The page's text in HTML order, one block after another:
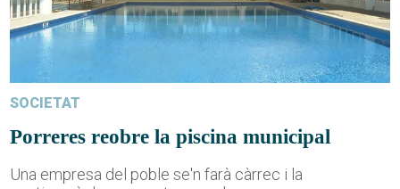
SOCIETAT
Porreres reobre la piscina municipal
Una empresa del poble se'n farà càrrec i la